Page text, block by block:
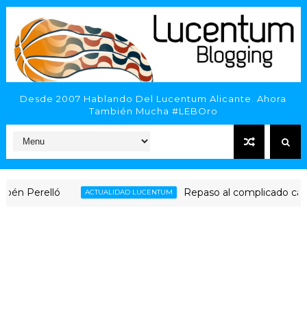
Desde 2007 Hablando Del Lucentum Alicante. Ahora
También Mucha #LEBOro
ACTUALIDAD LUCENTUM Repaso al complicado camino